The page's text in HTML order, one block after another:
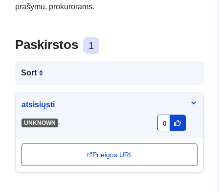
prašymu, prokurorams.
Paskirstos 1
Sort
atsisiųsti
UNKNOWN - 0
Prieigos URL